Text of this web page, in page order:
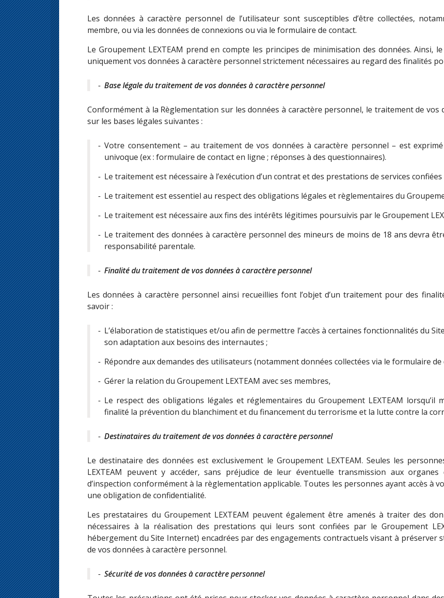
Les données à caractère personnel de l’utilisateur sont susceptibles d’être collectées,
membre, ou via les données de connexions ou via le formulaire de contact.
Le Groupement LEXTEAM prend en compte les principes de minimisation des données. Ainsi,
uniquement vos données à caractère personnel strictement nécessaires au regard des finalités
Base légale du traitement de vos données à caractère personnel
Conformément à la Règlementation sur les données à caractère personnel, le traitement de
sur les bases légales suivantes :
Votre consentement – au traitement de vos données à caractère personnel – est
univoque (ex : formulaire de contact en ligne ; réponses à des questionnaires).
Le traitement est nécessaire à l’exécution d’un contrat et des prestations de services
Le traitement est essentiel au respect des obligations légales et règlementaires du
Le traitement est nécessaire aux fins des intérêts légitimes poursuivis par le Groupement
Le traitement des données à caractère personnel des mineurs de moins de 18 ans devra
responsabilité parentale.
Finalité du traitement de vos données à caractère personnel
Les données à caractère personnel ainsi recueillies font l’objet d’un traitement pour des
savoir :
L’élaboration de statistiques et/ou afin de permettre l’accès à certaines fonctionnalités du
son adaptation aux besoins des internautes ;
Répondre aux demandes des utilisateurs ​(notamment données collectées via le formulaire de
Gérer la relation du Groupement LEXTEAM avec ses membres,
Le respect des obligations légales et réglementaires du Groupement LEXTEAM
finalité la prévention du blanchiment et du financement du terrorisme et la lutte contre la
Destinataires du traitement de vos données à caractère personnel
Le destinataire des données est exclusivement le Groupement LEXTEAM. Seules les
LEXTEAM peuvent y accéder, sans préjudice de leur éventuelle transmission aux
d’inspection conformément à la règlementation applicable. Toutes les personnes ayant accès à
une obligation de confidentialité.
Les prestataires du Groupement LEXTEAM peuvent également être amenés à traiter des
nécessaires à la réalisation des prestations qui leurs sont confiées par le Groupement
hébergement du Site Internet) encadrées par des engagements contractuels visant à préserver
de vos données à caractère personnel.
Sécurité de vos données à caractère personnel